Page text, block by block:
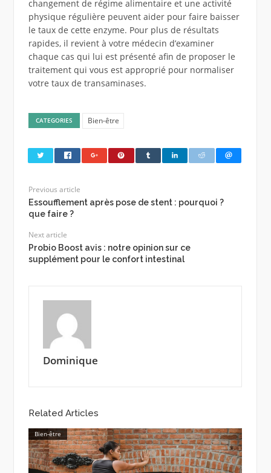
changement de régime alimentaire et une activité
physique régulière peuvent aider pour faire baisser
le taux de cette enzyme. Pour plus de résultats
rapides, il revient à votre médecin d’examiner
chaque cas qui lui est présenté afin de proposer le
traitement qui vous est approprié pour normaliser
votre taux de transaminases.
CATEGORIES Bien-être
Previous article
Essoufflement après pose de stent : pourquoi ?
que faire ?
Next article
Probio Boost avis : notre opinion sur ce
supplément pour le confort intestinal
Dominique
Related Articles
Bien-être